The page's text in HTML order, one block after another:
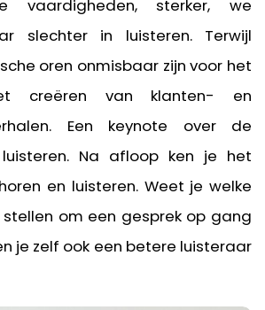
vaardigheden, sterker, we
slechter in luisteren. Terwijl
oren onmisbaar zijn voor het
creëren van klanten- en
Een keynote over de
Na afloop ken je het
en luisteren. Weet je welke
om een gesprek op gang
je zelf ook een betere luisteraar